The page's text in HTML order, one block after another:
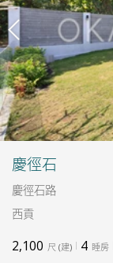
慶徑石
慶徑石路
西貢
2,100 尺 (建) 4 睡房